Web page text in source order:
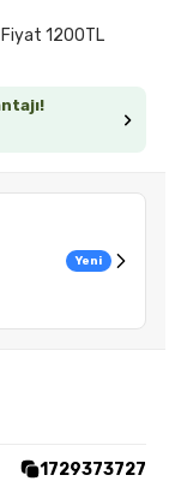
Yeni
1729373727
Fiyat 1200TL